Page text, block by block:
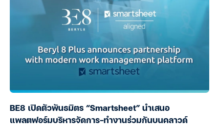
BE8 เปิดตัวพันธมิตร “Smartsheet” นำเสนอ
แพลตฟอร์มบริหารจัดการ-ทำงานร่วมกันบนคลาวด์